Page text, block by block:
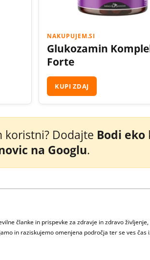
NAKUPUJEM.SI
Glukozamin
Forte
KUPI ZDAJ
koristni? Dodajte Bodi eko
na Googlu.
članke in prispevke za zdravje in zdravo
in raziskujemo omenjena področja ter se ves